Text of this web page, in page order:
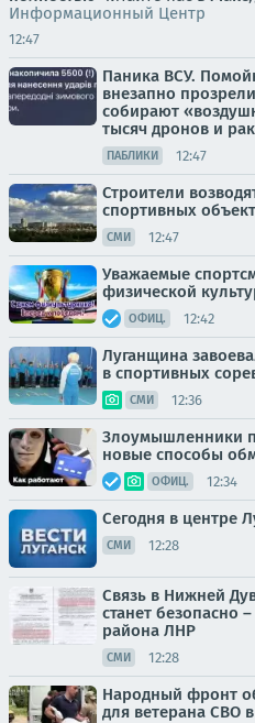
Информационный Центр
12:47
Паника ВСУ.
внезапно
собирают
тысяч дронов и
ПАБЛИКИ 12:47
Строители
спортивных
СМИ 12:47
Уважаемые
физической
ОФИЦ. 12:42
Луганщина
в спортивных
СМИ 12:36
Злоумышленники
новые способы
ОФИЦ. 12:34
Сегодня в центре
СМИ 12:28
Связь в Нижней
станет безопасно
района ЛНР
СМИ 12:28
Народный фронт
для ветерана СВО